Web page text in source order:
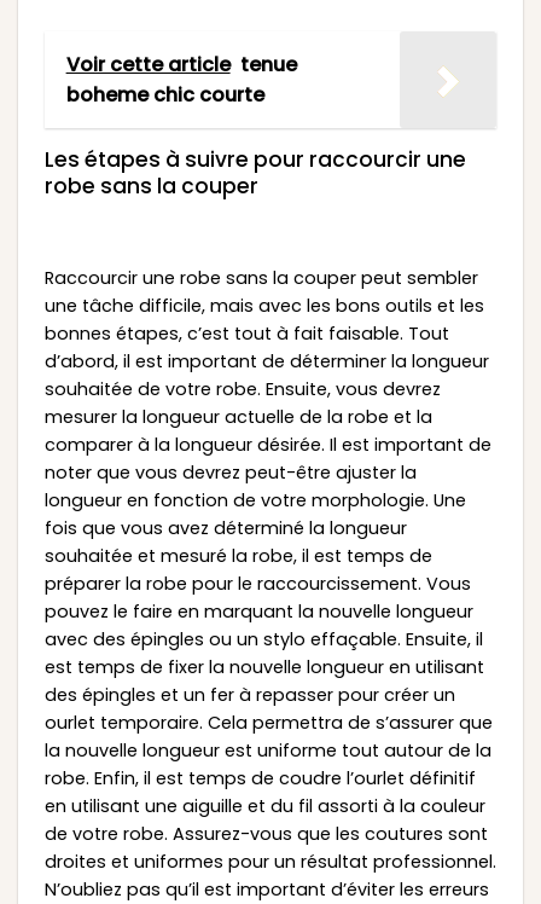
Voir cette article tenue
boheme chic courte
Les étapes à suivre pour raccourcir une
robe sans la couper
Raccourcir une robe sans la couper peut sembler
une tâche difficile, mais avec les bons outils et les
bonnes étapes, c’est tout à fait faisable. Tout
d’abord, il est important de déterminer la longueur
souhaitée de votre robe. Ensuite, vous devrez
mesurer la longueur actuelle de la robe et la
comparer à la longueur désirée. Il est important de
noter que vous devrez peut-être ajuster la
longueur en fonction de votre morphologie. Une
fois que vous avez déterminé la longueur
souhaitée et mesuré la robe, il est temps de
préparer la robe pour le raccourcissement. Vous
pouvez le faire en marquant la nouvelle longueur
avec des épingles ou un stylo effaçable. Ensuite, il
est temps de fixer la nouvelle longueur en utilisant
des épingles et un fer à repasser pour créer un
ourlet temporaire. Cela permettra de s’assurer que
la nouvelle longueur est uniforme tout autour de la
robe. Enfin, il est temps de coudre l’ourlet définitif
en utilisant une aiguille et du fil assorti à la couleur
de votre robe. Assurez-vous que les coutures sont
droites et uniformes pour un résultat professionnel.
N’oubliez pas qu’il est important d’éviter les erreurs